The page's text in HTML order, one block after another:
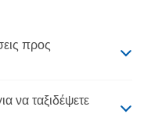
προς
να ταξιδέψετε